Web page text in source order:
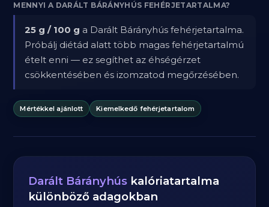
MENNYI A DARÁLT BÁRÁNYHÚS FEHÉRJETARTALMA?
25 g / 100 g a Darált Bárányhús fehérjetartalma.
Próbálj diétád alatt több magas fehérjetartalmú
ételt enni — ez segíthet az éhségérzet
csökkentésében és izomzatod megőrzésében.
Mértékkel ajánlott Kiemelkedő fehérjetartalom
Darált Bárányhús kalóriatartalma
különböző adagokban